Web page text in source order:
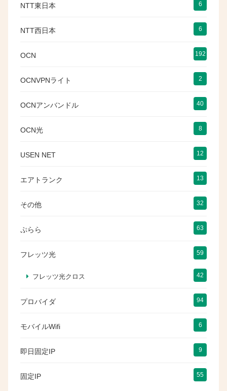
NTT東日本 6
NTT西日本 6
OCN 192
OCNVPNライト 2
OCNアンバンドル 40
OCN光 8
USEN NET 12
エアトランク 13
その他 32
ぷらら 63
フレッツ光 59
フレッツ光クロス 42
プロバイダ 94
モバイルWifi 6
即日固定IP 9
固定IP 55